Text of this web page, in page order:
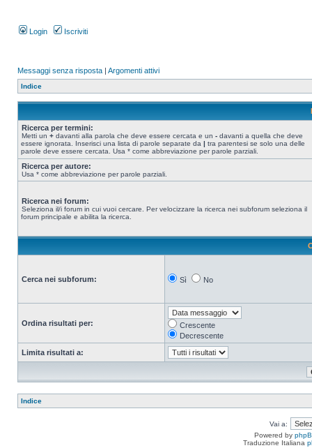
Login Iscriviti
Messaggi senza risposta | Argomenti attivi
Indice
Ricerca per termini:
Metti un + davanti alla parola che deve essere cercata e un - davanti a quella che deve
essere ignorata. Inserisci una lista di parole separate da | tra parentesi se solo una delle
parole deve essere cercata. Usa * come abbreviazione per parole parziali.
Ricerca per autore:
Usa * come abbreviazione per parole parziali.
Ricerca nei forum:
Seleziona il/i forum in cui vuoi cercare. Per velocizzare la ricerca nei subforum seleziona il
forum principale e abilita la ricerca.
Cerca nei subforum: Sì No
Ordina risultati per:
Crescente
Decrescente
Limita risultati a:
Indice
Vai a:
Powered by
Traduzione Italiana